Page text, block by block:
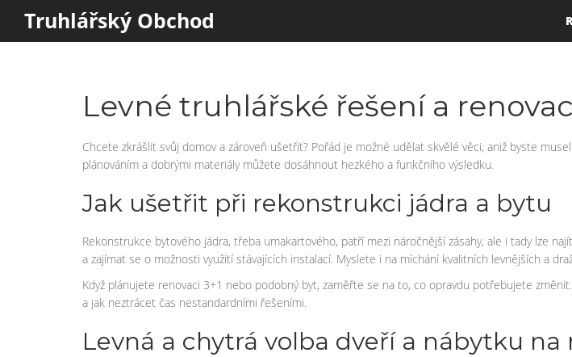
Truhlářský Obchod
Levné truhlářské řešení a
Chcete zkrášlit svůj domov a zároveň ušetřit? Pořád je možné udělat skvělé věci, aniž byste
plánováním a dobrými materiály můžete dosáhnout hezkého a funkčního výsledku.
Jak ušetřit při rekonstrukci jádra a bytu
Rekonstrukce bytového jádra, třeba umakartového, patří mezi náročnější zásahy, ale i tady lze
a zajímat se o možnosti využití stávajících instalací. Myslete i na míchání kvalitních levnějších a
Když plánujete renovaci 3+1 nebo podobný byt, zaměřte se na to, co opravdu potřebujete
a jak neztrácet čas nestandardními řešeními.
Levná a chytrá volba dveří a nábytku na